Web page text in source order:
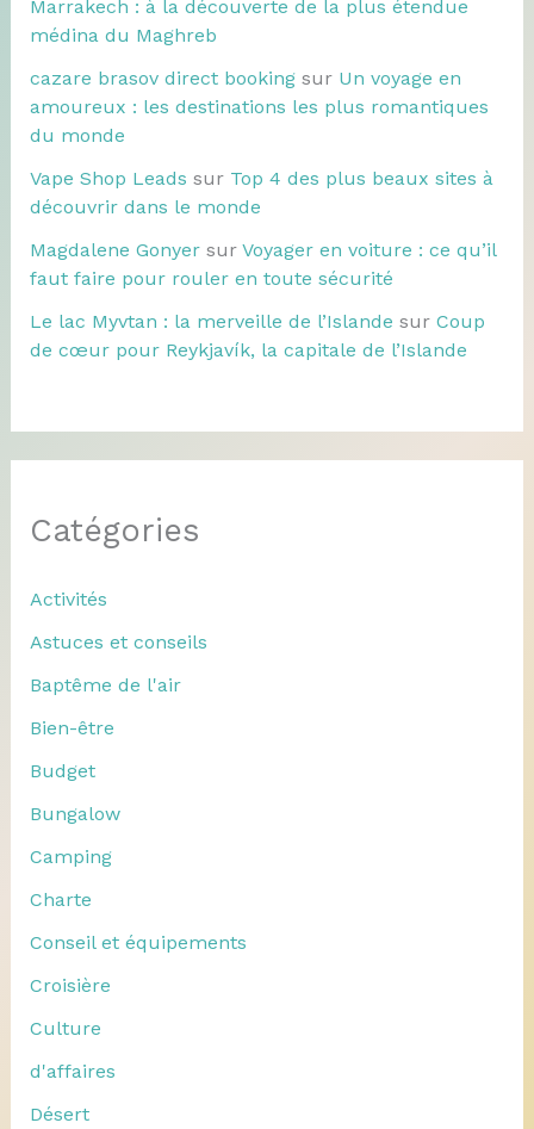
Marrakech : à la découverte de la plus étendue
médina du Maghreb
cazare brasov direct bookingsur Un voyage en
amoureux : les destinations les plus romantiques
du monde
Vape Shop Leads sur Top 4 des plus beaux sites à
découvrir dans le monde
Magdalene Gonyersur Voyager en voiture : ce qu’il
faut faire pour rouler en toute sécurité
Le lac Myvtan : la merveille de l’Islande sur Coup
de cœur pour Reykjavík, la capitale de l’Islande
Catégories
Activités
Astuces et conseils
Baptême de l'air
Bien-être
Budget
Bungalow
Camping
Charte
Conseil et équipements
Croisière
Culture
d'affaires
Désert